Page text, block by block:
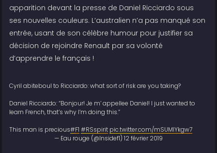
apparition devant la presse de Daniel Ricciardo sous
ses nouvelles couleurs. L’australien n’a pas manqué son
entrée, usant de son célèbre humour pour justifier sa
décision de rejoindre Renault par sa volonté
d’apprendre le français !
Cyril abiteboul to Ricciardo: what sort of risk are you taking?
Daniel Ricciardo: “Bonjour! Je m’ appellee Daniel! I just wanted to
learn French, that’s why I’m doing this.”
This man is precious#F1 #RSspirit pic.twitter.com/mSUMIYkgw7
— Eau rouge (@Insidef1) 12 février 2019